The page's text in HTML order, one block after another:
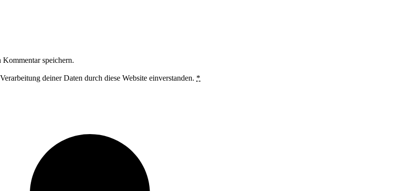
speichern.
deiner Daten durch diese Website einverstanden. *